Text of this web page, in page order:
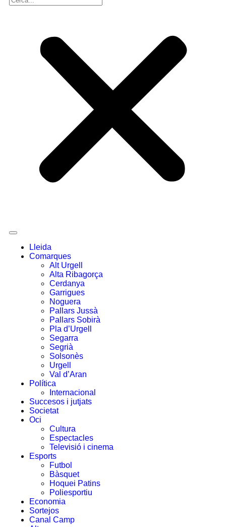
Lleida
Comarques
Alt Urgell
Alta Ribagorça
Cerdanya
Garrigues
Noguera
Pallars Jussà
Pallars Sobirà
Pla d’Urgell
Segarra
Segrià
Solsonès
Urgell
Val d’Aran
Política
Internacional
Succesos i jutjats
Societat
Oci
Cultura
Espectacles
Televisió i cinema
Esports
Futbol
Bàsquet
Hoquei Patins
Poliesportiu
Economia
Sortejos
Canal Camp